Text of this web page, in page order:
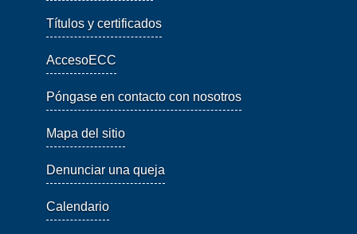
Títulos y certificados
AccesoECC
Póngase en contacto con nosotros
Mapa del sitio
Denunciar una queja
Calendario